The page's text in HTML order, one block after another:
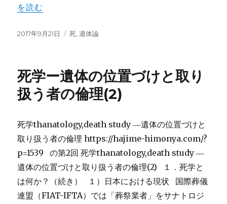
を読む
投
2017年9月21日
カ
ー
死 ,遺体論
死学ー遺体の位置づけと取り
扱う者の倫理(2)
死学thanatology,death study ―遺体の位置づけと
取り扱う者の倫理 https://hajime-himonya.com/?
p=1539 の第2回 死学thanatology,death study ―
遺体の位置づけと取り扱う者の倫理(2) １．死学と
は何か？（続き） １）日本における現状 国際葬儀
連盟（FIAT-IFTA）では「葬祭業者」をサナトロジ